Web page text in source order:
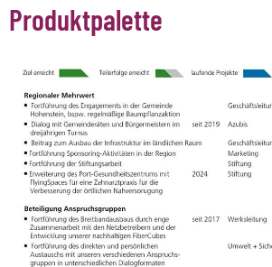
Produktpalette